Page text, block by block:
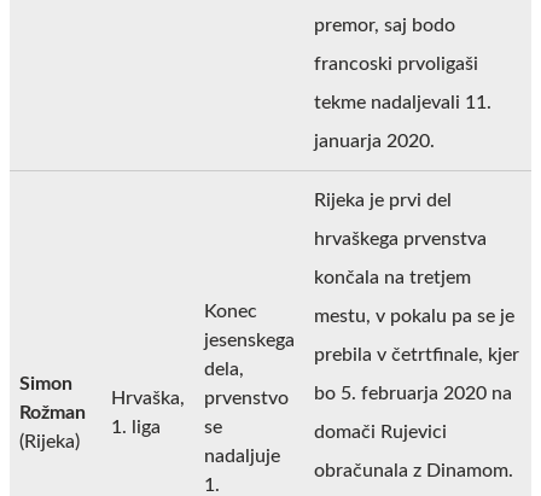
premor, saj bodo
francoski prvoligaši
tekme nadaljevali 11.
januarja 2020.
Simon
Rožman
(Rijeka)
Hrvaška,
1. liga
Konec
jesenskega
dela,
prvenstvo
se
nadaljuje
1.
Rijeka je prvi del
hrvaškega prvenstva
končala na tretjem
mestu, v pokalu pa se je
prebila v četrtfinale, kjer
bo 5. februarja 2020 na
domači Rujevici
obračunala z Dinamom.